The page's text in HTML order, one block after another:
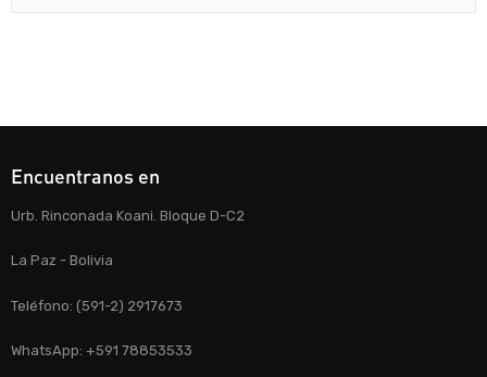
Encuentranos en
Urb. Rinconada Koani. Bloque D-C2
La Paz - Bolivia
Teléfono: (591-2) 2917673
WhatsApp: +591 78853533